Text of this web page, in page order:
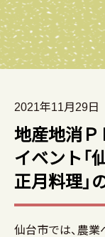
2021年11月29日
地産地消
イベント「
正月料理」
仙台市では、農